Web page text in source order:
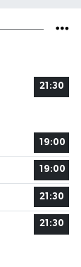
21:30
19:00
19:00
21:30
21:30